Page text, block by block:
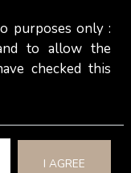
sfocate/
modella, fate
immagine,
dove è stata
purposes only :
to allow the
checked this
I AGREE